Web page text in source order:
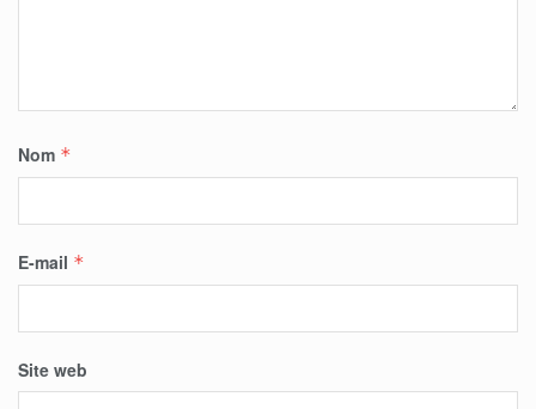
Nom *
E-mail *
Site web